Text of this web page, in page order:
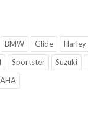
BMW Glide Harley
Sportster Suzuki